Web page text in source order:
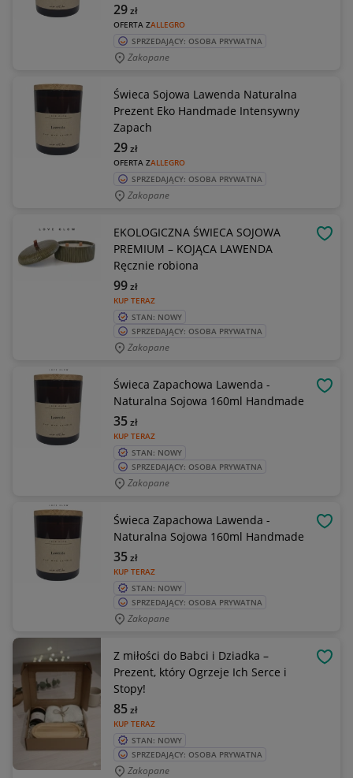
OFERTA ZALLEGRO
29zł
SPRZEDAJĄCY: OSOBA PRYWATNA
Zakopane
Świeca Sojowa Lawenda Naturalna
Prezent Eko Handmade Intensywny
Zapach
OFERTA ZALLEGRO
29zł
SPRZEDAJĄCY: OSOBA PRYWATNA
Zakopane
EKOLOGICZNA ŚWIECA SOJOWA
PREMIUM – KOJĄCA LAWENDA
Ręcznie robiona
KUP TERAZ
99zł
STAN: NOWY
SPRZEDAJĄCY: OSOBA PRYWATNA
Zakopane
Świeca Zapachowa Lawenda -
Naturalna Sojowa 160ml Handmade
KUP TERAZ
35zł
STAN: NOWY
SPRZEDAJĄCY: OSOBA PRYWATNA
Zakopane
Świeca Zapachowa Lawenda -
Naturalna Sojowa 160ml Handmade
KUP TERAZ
35zł
STAN: NOWY
SPRZEDAJĄCY: OSOBA PRYWATNA
Zakopane
Z miłości do Babci i Dziadka –
Prezent, który Ogrzeje Ich Serce i
Stopy!
KUP TERAZ
85zł
STAN: NOWY
SPRZEDAJĄCY: OSOBA PRYWATNA
Zakopane